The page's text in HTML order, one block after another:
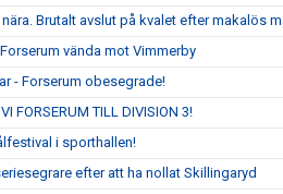
nära. Brutalt avslut på kvalet efter makalös
vända mot Vimmerby
- Forserum obesegrade!
FORSERUM TILL DIVISION 3!
i sporthallen!
efter att ha nollat Skillingaryd